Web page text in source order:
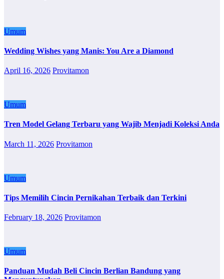
Umum
Wedding Wishes yang Manis: You Are a Diamond
April 16, 2026 Provitamon
Umum
Tren Model Gelang Terbaru yang Wajib Menjadi Koleksi Anda
March 11, 2026 Provitamon
Umum
Tips Memilih Cincin Pernikahan Terbaik dan Terkini
February 18, 2026 Provitamon
Umum
Panduan Mudah Beli Cincin Berlian Bandung yang